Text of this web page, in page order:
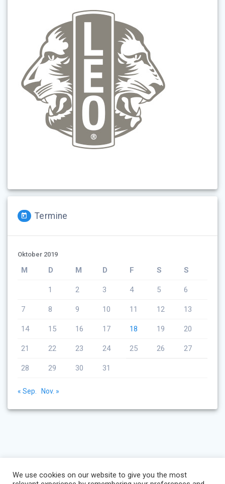
Termine
Oktober 2019
M D M D F S S
1 2 3 4 5 6
7 8 9 10 11 12 13
14 15 16 17 18 19 20
21 22 23 24 25 26 27
28 29 30 31
« Sep. Nov. »
We use cookies on our website to give you the most